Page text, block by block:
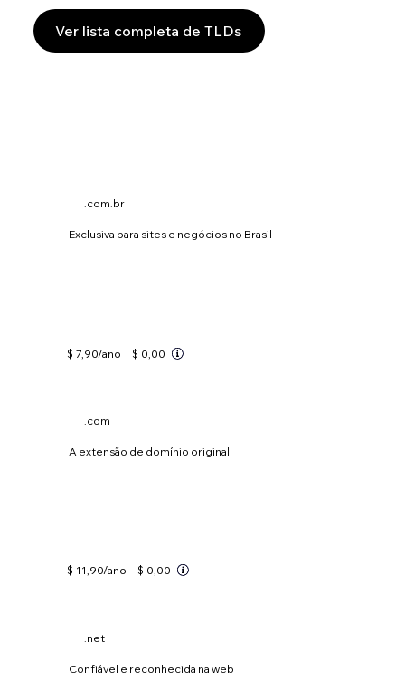
Ver lista completa de TLDs
.com.br
Exclusiva para sites e negócios no Brasil
$ 7,90/ano $ 0,00
.com
A extensão de domínio original
$ 11,90/ano $ 0,00
.net
Confiável e reconhecida na web